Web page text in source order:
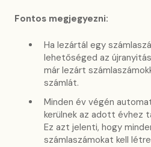
Fontos megjegyezni:
Ha lezártál egy
lehetőséged az
már lezárt
számlát.
Minden év végén
kerülnek az adott évhez
Ez azt jelenti, hogy
számlaszámokat kell